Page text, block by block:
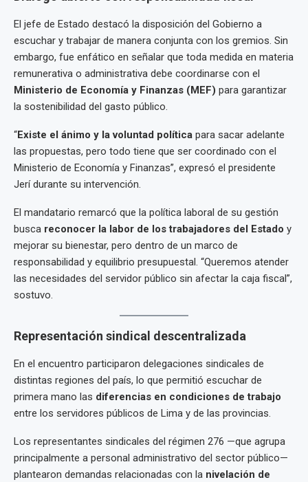
El jefe de Estado destacó la disposición del Gobierno a
escuchar y trabajar de manera conjunta con los gremios. Sin
embargo, fue enfático en señalar que toda medida en materia
remunerativa o administrativa debe coordinarse con el
Ministerio de Economía y Finanzas (MEF) para garantizar
la sostenibilidad del gasto público.
“Existe el ánimo y la voluntad política para sacar adelante
las propuestas, pero todo tiene que ser coordinado con el
Ministerio de Economía y Finanzas”, expresó el presidente
Jerí durante su intervención.
El mandatario remarcó que la política laboral de su gestión
busca reconocer la labor de los trabajadores del Estado y
mejorar su bienestar, pero dentro de un marco de
responsabilidad y equilibrio presupuestal. “Queremos atender
las necesidades del servidor público sin afectar la caja fiscal”,
sostuvo.
Representación sindical descentralizada
En el encuentro participaron delegaciones sindicales de
distintas regiones del país, lo que permitió escuchar de
primera mano las diferencias en condiciones de trabajo
entre los servidores públicos de Lima y de las provincias.
Los representantes sindicales del régimen 276 —que agrupa
principalmente a personal administrativo del sector público—
plantearon demandas relacionadas con la nivelación de